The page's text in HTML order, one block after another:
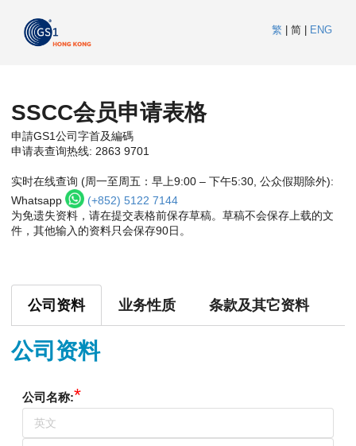
繁 简 ENG
SSCC会员申请表格
申請GS1公司字首及編碼
申请表查询热线: 2863 9701
实时在线查询 (周一至周五：早上9:00 – 下午5:30, 公众假期除外):
Whatsapp
(+852) 5122 7144
为免遗失资料，请在提交表格前保存草稿。草稿不会保存上载的文
件，其他输入的资料只会保存90日。
公司资料 业务性质 条款及其它资料
公司资料
公司名称:*